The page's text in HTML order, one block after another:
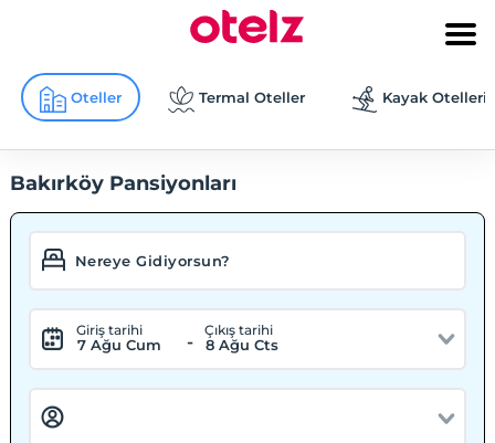
Oteller Termal Oteller Kayak Otelleri
Bakırköy Pansiyonları
Giriş tarihi
7 Ağu Cum -
Çıkış tarihi
8 Ağu Cts